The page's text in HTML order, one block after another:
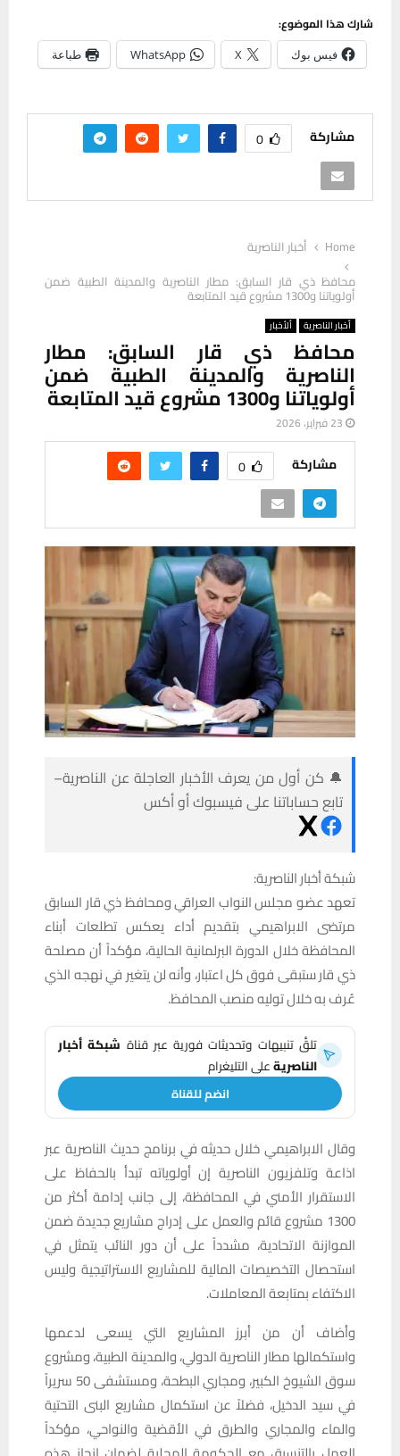
شارك هذا الموضوع:
فيس بوك X
WhatsApp طباعة
مشاركة 0
Home
أخبار الناصرية
محافظ ذي قار السابق: مطار الناصرية والمدينة الطبية ضمن
أولوياتنا و1300 مشروع قيد المتابعة
أخبار الناصرية ألأخبار
محافظ ذي قار السابق: مطار
الناصرية والمدينة الطبية ضمن
أولوياتنا و1300 مشروع قيد المتابعة
23 فبراير، 2026
مشاركة 0
🔔 كن أول من يعرف الأخبار العاجلة عن الناصرية–
تابع حساباتنا على فيسبوك أو أكس
شبكة أخبار الناصرية:
تعهد عضو مجلس النواب العراقي ومحافظ ذي قار السابق
مرتضى الابراهيمي بتقديم أداء يعكس تطلعات أبناء
المحافظة خلال الدورة البرلمانية الحالية، مؤكداً أن مصلحة
ذي قار ستبقى فوق كل اعتبار، وأنه لن يتغير في نهجه الذي
عُرف به خلال توليه منصب المحافظ.
تلقَّ تنبيهات وتحديثات فورية عبر قناة شبكة أخبار
الناصريةعلى التليغرام
انضم للقناة
وقال الابراهيمي خلال حديثه في برنامج حديث الناصرية عبر
اذاعة وتلفزيون الناصرية إن أولوياته تبدأ بالحفاظ على
الاستقرار الأمني في المحافظة، إلى جانب إدامة أكثر من
1300 مشروع قائم والعمل على إدراج مشاريع جديدة ضمن
الموازنة الاتحادية، مشدداً على أن دور النائب يتمثل في
استحصال التخصيصات المالية للمشاريع الاستراتيجية وليس
الاكتفاء بمتابعة المعاملات.
وأضاف أن من أبرز المشاريع التي يسعى لدعمها
واستكمالها مطار الناصرية الدولي، والمدينة الطبية، ومشروع
سوق الشيوخ الكبير، ومجاري البطحة، ومستشفى 50 سريراً
في سيد الدخيل، فضلاً عن استكمال مشاريع البنى التحتية
والماء والمجاري والطرق في الأقضية والنواحي، مؤكداً